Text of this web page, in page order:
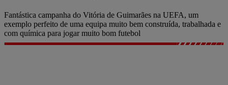
Fantástica campanha do Vitória de Guimarães na UEFA, um
exemplo perfeito de uma equipa muito bem construída, trabalhada e
com química para jogar muito bom futebol